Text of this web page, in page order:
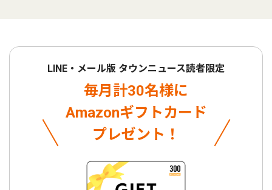
LINE・メール版 タウンニュース読者限定
毎月計30名様に
Amazonギフトカード
プレゼント！